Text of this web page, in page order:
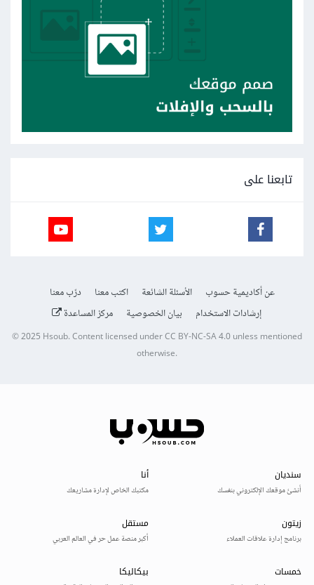
تابعنا على
عن أكاديمية حسوب الأسئلة الشائعة اكتب معنا
درّب معنا
إرشادات الاستخدام
بيان الخصوصية مركز المساعدة
© 2025Hsoub.Content licensed underCC BY-NC-SA 4.0unless mentioned
otherwise.